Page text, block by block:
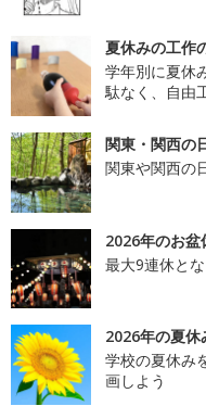
夏休みの工作
学年別に夏休
駄なく、自由
関東・関西の
関東や関西の
2026年のお盆
最大9連休と
2026年の夏休
学校の夏休み
画しよう